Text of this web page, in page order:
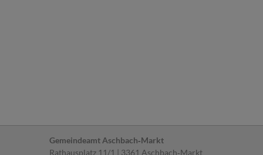
Gemeindeamt Aschbach‐Markt
Rathausplatz 11/1 | 3361 Aschbach‐Markt